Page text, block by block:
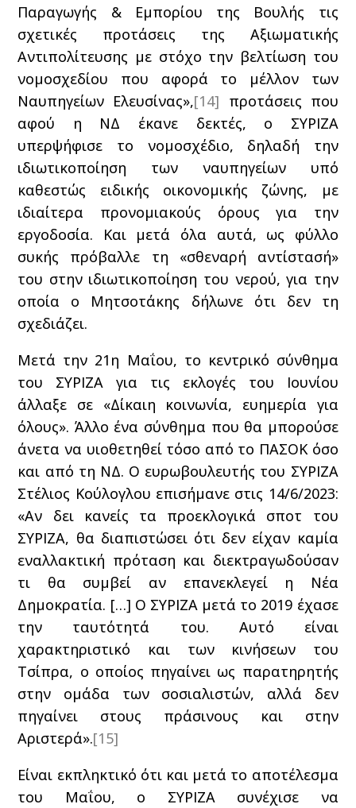
Παραγωγής & Εμπορίου της Βουλής τις
σχετικές προτάσεις της Αξιωματικής
Αντιπολίτευσης με στόχο την βελτίωση του
νομοσχεδίου που αφορά το μέλλον των
Ναυπηγείων Ελευσίνας»,[14] προτάσεις που
αφού η ΝΔ έκανε δεκτές, ο ΣΥΡΙΖΑ
υπερψήφισε το νομοσχέδιο, δηλαδή την
ιδιωτικοποίηση των ναυπηγείων υπό
καθεστώς ειδικής οικονομικής ζώνης, με
ιδιαίτερα προνομιακούς όρους για την
εργοδοσία. Και μετά όλα αυτά, ως φύλλο
συκής πρόβαλλε τη «σθεναρή αντίστασή»
του στην ιδιωτικοποίηση του νερού, για την
οποία ο Μητσοτάκης δήλωνε ότι δεν τη
σχεδιάζει.
Μετά την 21η Μαΐου, το κεντρικό σύνθημα
του ΣΥΡΙΖΑ για τις εκλογές του Ιουνίου
άλλαξε σε «Δίκαιη κοινωνία, ευημερία για
όλους». Άλλο ένα σύνθημα που θα μπορούσε
άνετα να υιοθετηθεί τόσο από το ΠΑΣΟΚ όσο
και από τη ΝΔ. Ο ευρωβουλευτής του ΣΥΡΙΖΑ
Στέλιος Κούλογλου επισήμανε στις 14/6/2023:
«Αν δει κανείς τα προεκλογικά σποτ του
ΣΥΡΙΖΑ, θα διαπιστώσει ότι δεν είχαν καμία
εναλλακτική πρόταση και διεκτραγωδούσαν
τι θα συμβεί αν επανεκλεγεί η Νέα
Δημοκρατία. […] Ο ΣΥΡΙΖΑ μετά το 2019 έχασε
την ταυτότητά του. Αυτό είναι
χαρακτηριστικό και των κινήσεων του
Τσίπρα, ο οποίος πηγαίνει ως παρατηρητής
στην ομάδα των σοσιαλιστών, αλλά δεν
πηγαίνει στους πράσινους και στην
Αριστερά».[15]
Είναι εκπληκτικό ότι και μετά το αποτέλεσμα
του Μαΐου, ο ΣΥΡΙΖΑ συνέχισε να